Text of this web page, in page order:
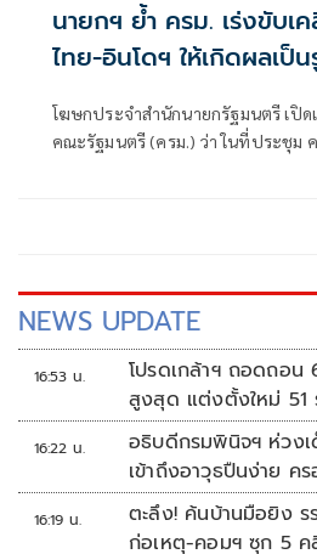
นายกฯ ย้ำ ครม. เร่งขับเ
ไทย-อินโดฯ ให้เกิดผลเป็น
โฆษกประจำสำนักนายกรัฐมนตรี เปิด
คณะรัฐมนตรี (ครม.) ว่า ในที่ประชุม
NEWS UPDATE
16:53 น.
โปรดเกล้าฯ ถอดถอน
สูงสุด แต่งตั้งใหม่ 51
16:22 น.
อธิบดีกรมพินิจฯ ห่วง
เข้าถึงอาวุธปืนง่าย ค
ชนวนสำคัญ
16:19 น.
ตะลึง! ค้นบ้านมือยิง ร
ก่อเหตุ-คอมฯ ซุก 5 ค